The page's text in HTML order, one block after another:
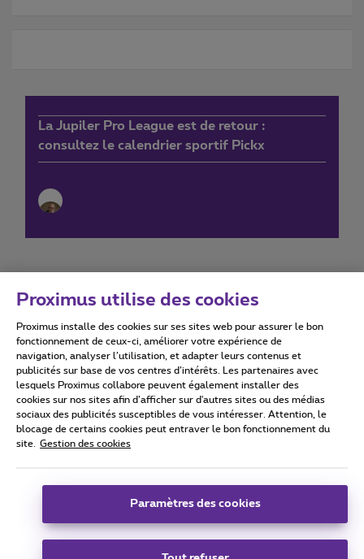
La Jupiler Pro League est de retour :
consultez le calendrier sportif Pickx
Conditions d'utilisation Accessibility statement
Tous droits réservés. © 2026
Conditions générales, info consommateur
Coordonnées de l’entreprise
Boulevard du Roi Albert II 27 - B-1030 Bruxelles.
Proximus utilise des cookies
Proximus installe des cookies sur ses sites web pour assurer le bon
fonctionnement de ceux-ci, améliorer votre expérience de
navigation, analyser l’utilisation, et adapter leurs contenus et
publicités sur base de vos centres d’intérêts. Les partenaires avec
lesquels Proximus collabore peuvent également installer des
cookies sur nos sites afin d’afficher sur d'autres sites ou des médias
sociaux des publicités susceptibles de vous intéresser. Attention, le
blocage de certains cookies peut entraver le bon fonctionnement du
site.
Gestion des cookies
Paramètres des cookies